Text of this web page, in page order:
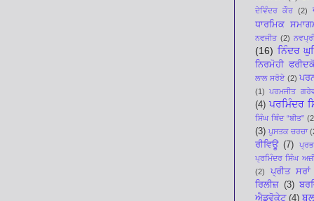
ਦੇਵਿੰਦਰ ਕੌਰ (2)
ਧਾਰਮਿਕ
ਨਵਜੀਤ (2)
(16) ਨਿੰਦਰ
ਨਿਰਮੋਹੀ
ਲਾਲ ਸਰੋਏ (2)
(1) ਪਰਮਜੀਤ
(4) ਪਰਮਿੰਦਰ
ਸਿੰਘ ਥਿੰਦ “ਬੀਤ”
(3) ਪੁਸਤਕ ਚਰਚਾ
ਰੀਵਿਊ (7)
ਪ੍ਰਮਿੰਦਰ ਸਿੰਘ
(2)
ਪ੍ਰੀਤ ਸਰਾਂ
ਰਿਲੀਜ਼ (3)
ਐਡਵੋਕੇਟ (4)